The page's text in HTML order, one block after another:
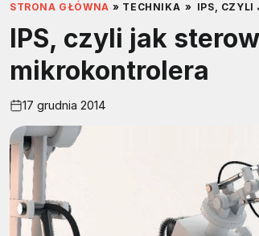
STRONA GŁÓWNA » TECHNIKA » IPS, CZYLI
IPS, czyli jak
mikrokontrolera
17 grudnia 2014